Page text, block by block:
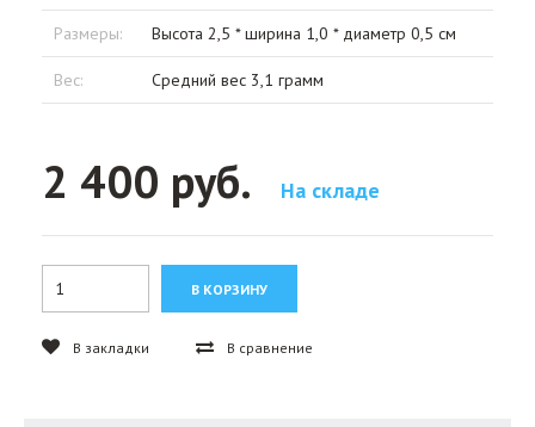
Размеры: Высота 2,5 * ширина 1,0 * диаметр 0,5 см
Вес: Средний вес 3,1 грамм
2 400 руб. На складе
В закладки В сравнение